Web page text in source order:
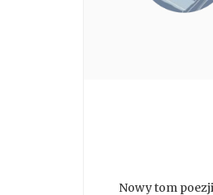
Nowy tom